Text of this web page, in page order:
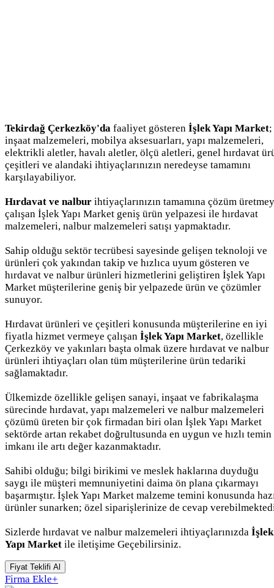
Tekirdağ Çerkezköy'da faaliyet gösteren İşlek Yapı Market;
inşaat malzemeleri, mobilya aksesuarları, yapı malzemeleri,
elektrikli aletler, havalı aletler, ölçü aletleri, genel hırdavat
çeşitleri ve alandaki ihtiyaçlarınızın neredeyse tamamını
karşılayabiliyor.
Hırdavat ve nalbur ihtiyaçlarınızın tamamına çözüm
çalışan İşlek Yapı Market geniş ürün yelpazesi ile hırdavat
malzemeleri, nalbur malzemeleri satışı yapmaktadır.
Sahip olduğu sektör tecrübesi sayesinde gelişen teknoloji ve
ürünleri çok yakından takip ve hızlıca uyum gösteren ve
hırdavat ve nalbur ürünleri hizmetlerini geliştiren İşlek Yapı
Market müşterilerine geniş bir yelpazede ürün ve çözümler
sunuyor.
Hırdavat ürünleri ve çeşitleri konusunda müşterilerine en iyi
fiyatla hizmet vermeye çalışan İşlek Yapı Market, özellikle
Çerkezköy ve yakınları başta olmak üzere hırdavat ve nalbur
ürünleri ihtiyaçları olan tüm müşterilerine ürün tedariki
sağlamaktadır.
Ülkemizde özellikle gelişen sanayi, inşaat ve fabrikalaşma
sürecinde hırdavat, yapı malzemeleri ve nalbur malzemeleri
çözümü üreten bir çok firmadan biri olan İşlek Yapı Market
sektörde artan rekabet doğrultusunda en uygun ve hızlı temin
imkanı ile artı değer kazanmaktadır.
Sahibi olduğu; bilgi birikimi ve meslek haklarına duyduğu
saygı ile müşteri memnuniyetini daima ön plana çıkarmayı
başarmıştır. İşlek Yapı Market malzeme temini konusunda
ürünler sunarken; özel siparişlerinize de cevap
Sizlerde hırdavat ve nalbur malzemeleri ihtiyaçlarınızda İşlek
Yapı Market ile iletişime Geçebilirsiniz.
Fiyat Teklifi Al
Firma Ekle+